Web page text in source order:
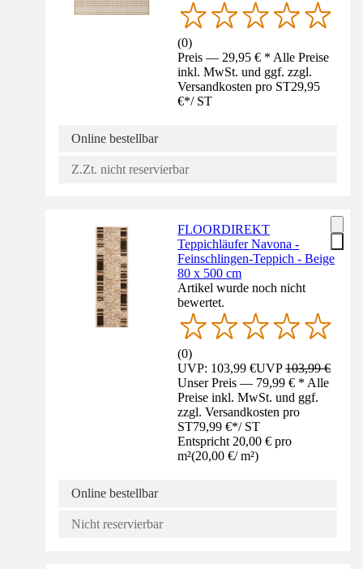
(0)
Preis — 29,95 € * Alle Preise
inkl. MwSt. und ggf. zzgl.
Versandkosten pro ST29,95
€*/ ST
Online bestellbar
Z.Zt. nicht reservierbar
FLOORDIREKT
Teppichläufer Navona -
Feinschlingen-Teppich - Beige
80 x 500 cm
Artikel wurde noch nicht
bewertet.
(0)
UVP: 103,99 €UVP103,99 €
Unser Preis — 79,99 € * Alle
Preise inkl. MwSt. und ggf.
zzgl. Versandkosten pro
ST79,99 €*/ ST
Entspricht 20,00 € pro
m²(20,00 €/ m²)
Online bestellbar
Nicht reservierbar